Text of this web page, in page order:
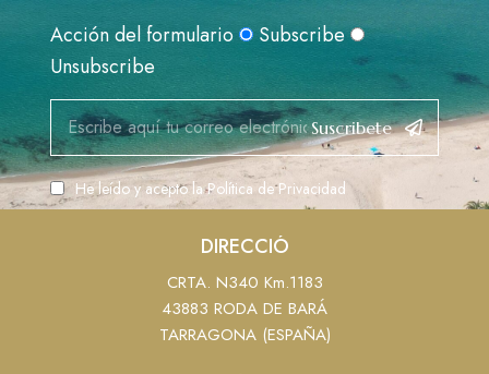
Acción del formulario
Subscribe
Unsubscribe
Suscribete
He leído y acepto laPolítica de Privacidad
DIRECCIÓ
CRTA. N340 Km.1183
43883 RODA DE BARÁ
TARRAGONA (ESPAÑA)